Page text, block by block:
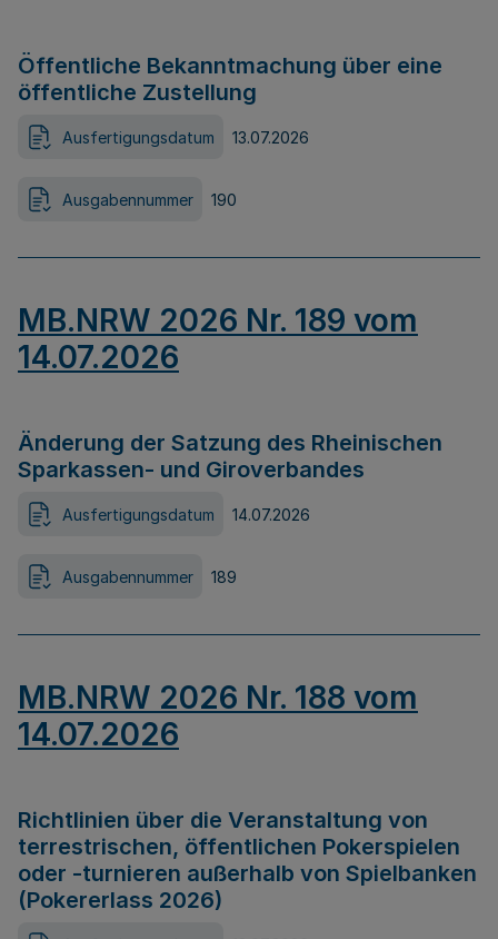
Öffentliche Bekanntmachung über eine
öffentliche Zustellung
Ausfertigungsdatum 13.07.2026
Ausgabennummer 190
MB.NRW 2026 Nr. 189 vom
14.07.2026
Änderung der Satzung des Rheinischen
Sparkassen- und Giroverbandes
Ausfertigungsdatum 14.07.2026
Ausgabennummer 189
MB.NRW 2026 Nr. 188 vom
14.07.2026
Richtlinien über die Veranstaltung von
terrestrischen, öffentlichen Pokerspielen
oder -turnieren außerhalb von Spielbanken
(Pokererlass 2026)